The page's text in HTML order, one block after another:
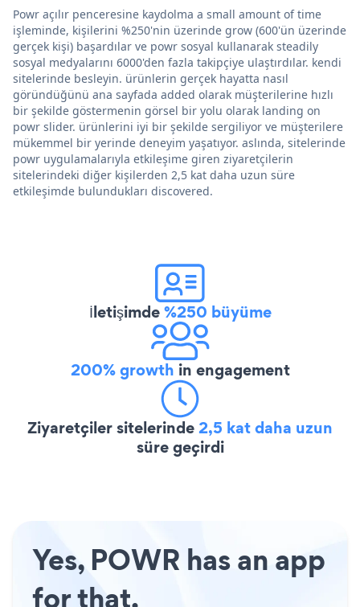
Powr açılır penceresine kaydolma a small amount of time
işleminde, kişilerini %250'nin üzerinde grow (600'ün üzerinde
gerçek kişi) başardılar ve powr sosyal kullanarak steadily
sosyal medyalarını 6000'den fazla takipçiye ulaştırdılar. kendi
sitelerinde besleyin. ürünlerin gerçek hayatta nasıl
göründüğünü ana sayfada added olarak müşterilerine hızlı
bir şekilde göstermenin görsel bir yolu olarak landing on
powr slider. ürünlerini iyi bir şekilde sergiliyor ve müşterilere
mükemmel bir yerinde deneyim yaşatıyor. aslında, sitelerinde
powr uygulamalarıyla etkileşime giren ziyaretçilerin
sitelerindeki diğer kişilerden 2,5 kat daha uzun süre
etkileşimde bulundukları discovered.
İletişimde%250 büyüme
200% growth in engagement
Ziyaretçiler sitelerinde2,5 kat daha uzun
süre geçirdi
Yes, POWR has an app
for that.